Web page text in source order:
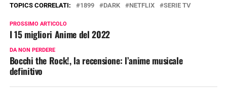
TOPICS CORRELATI: 1899 DARK NETFLIX SERIE TV
PROSSIMO ARTICOLO
I 15 migliori Anime del 2022
DA NON PERDERE
Bocchi the Rock!, la recensione: l’anime musicale
definitivo